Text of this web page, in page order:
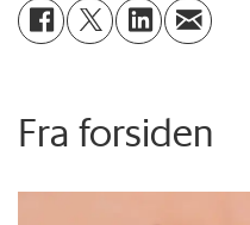
Fra forsiden